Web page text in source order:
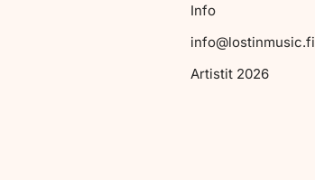
Info
info@lostinmusic.fi
Artistit 2026